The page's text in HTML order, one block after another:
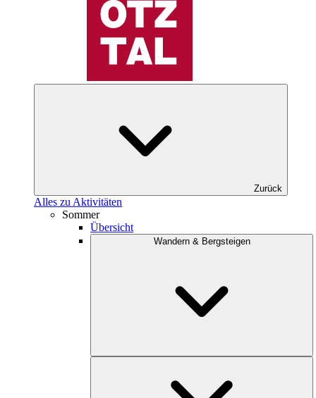
Zurück
Alles zu Aktivitäten
Sommer
Übersicht
Wandern & Bergsteigen